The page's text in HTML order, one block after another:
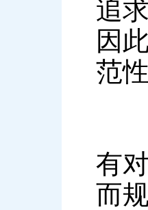
追
因
范
三
有
而